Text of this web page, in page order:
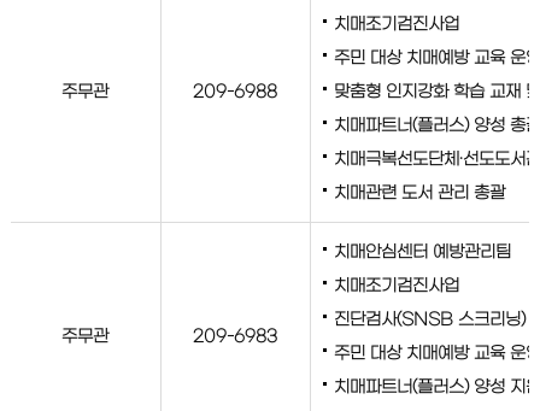
주무관 209-6988
치매조기검진사업
주민 대상 치매예방 교육 운영
맞춤형 인지강화 학습 교재
치매파트너(플러스) 양성 총괄
치매극복선도단체·선도도서
치매관련 도서 관리 총괄
주무관 209-6983
치매안심센터 예방관리팀
치매조기검진사업
진단검사(SNSB 스크리닝)
주민 대상 치매예방 교육 운
치매파트너(플러스) 양성 지원